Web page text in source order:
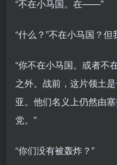
“不在小马国。在——”
“什么？”不在小马国？但
“你不在小马国。或者不
之外。战前，这片领土
亚。他们名义上仍然由
党。”
“你们没有被轰炸？”